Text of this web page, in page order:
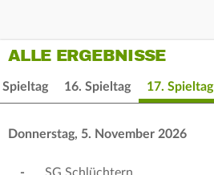
ALLE ERGEBNISSE
Spieltag 16. Spieltag 17. Spieltag
Donnerstag, 5. November 2026